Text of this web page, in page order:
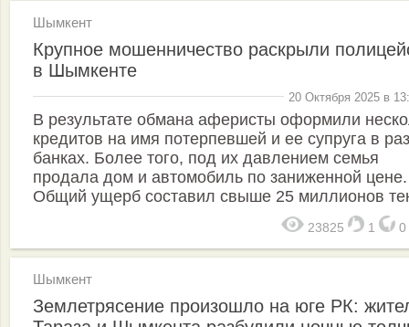
Шымкент
Крупное мошенничество раскрыли
в Шымкенте
20 Октября 2025 в
В результате обмана аферисты оформили
кредитов на имя потерпевшей и ее супруга в
банках. Более того, под их давлением семья
продала дом и автомобиль по заниженной цене.
Общий ущерб составил свыше 25 миллионов
23825 1 0
Шымкент
Землетрясение произошло на юге РК: